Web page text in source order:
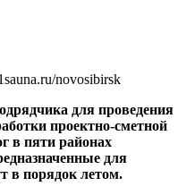
novosibirsk
для проведения
проектно-сметной
в пяти районах
для
в порядок летом.